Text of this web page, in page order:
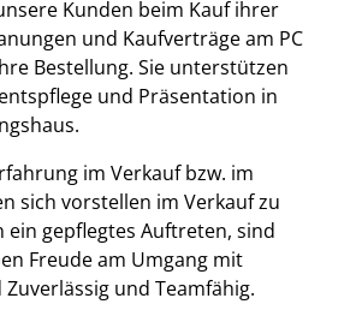
Kunden beim Kauf ihrer
und Kaufverträge am PC
Bestellung. Sie unterstützen
und Präsentation in
im Verkauf bzw. im
sich vorstellen im Verkauf zu
ein gepflegtes Auftreten, sind
Freude am Umgang mit
Zuverlässig und Teamfähig.